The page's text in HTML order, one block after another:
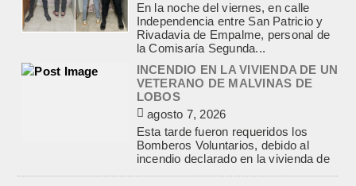
En la noche del viernes, en calle
Independencia entre San Patricio y
Rivadavia de Empalme, personal de
la Comisaría Segunda...
INCENDIO EN LA VIVIENDA DE UN
VETERANO DE MALVINAS DE
LOBOS
agosto 7, 2026
Esta tarde fueron requeridos los
Bomberos Voluntarios, debido al
incendio declarado en la vivienda de